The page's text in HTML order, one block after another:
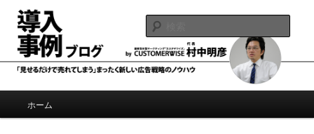
ン
導入事例ブログ by 村中明彦
導入事例制作、事例広告のノウハウブログ
索
ホーム